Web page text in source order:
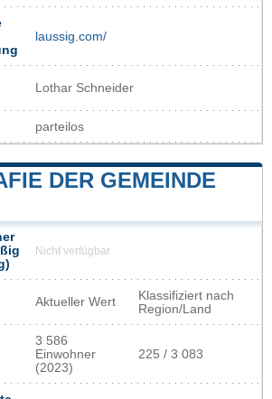
laussig.com/
Lothar Schneider
parteilos
DER GEMEINDE
Nicht verfügbar
Aktueller Wert
Klassifiziert nach
Region/Land
3 586
Einwohner
(2023)
225 / 3 083